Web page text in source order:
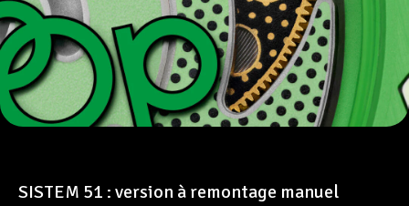
SISTEM 51 : version à remontage manuel